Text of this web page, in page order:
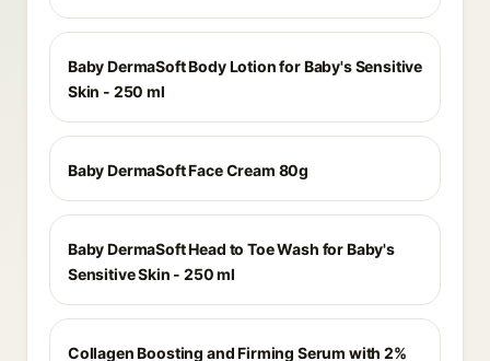
Baby DermaSoft Body Lotion for Baby's Sensitive
Skin - 250 ml
Baby DermaSoft Face Cream 80g
Baby DermaSoft Head to Toe Wash for Baby's
Sensitive Skin - 250 ml
Collagen Boosting and Firming Serum with 2%